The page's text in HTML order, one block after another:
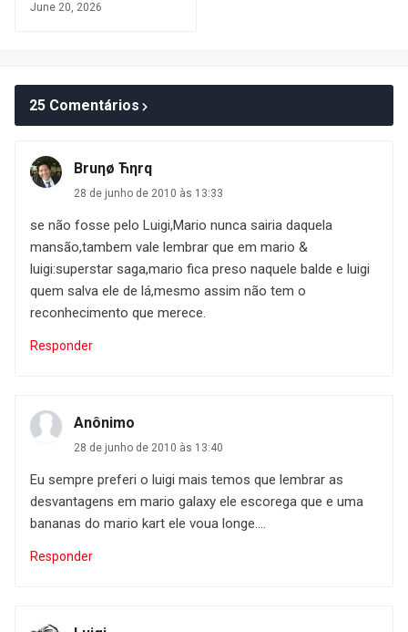
June 20, 2026
25 Comentários
Bruηø Ћηrq
28 de junho de 2010 às 13:33
se não fosse pelo Luigi,Mario nunca sairia daquela
mansão,tambem vale lembrar que em mario &
luigi:superstar saga,mario fica preso naquele balde e luigi
quem salva ele de lá,mesmo assim não tem o
reconhecimento que merece.
Responder
Anônimo
28 de junho de 2010 às 13:40
Eu sempre preferi o luigi mais temos que lembrar as
desvantagens em mario galaxy ele escorega que e uma
bananas do mario kart ele voua longe....
Responder